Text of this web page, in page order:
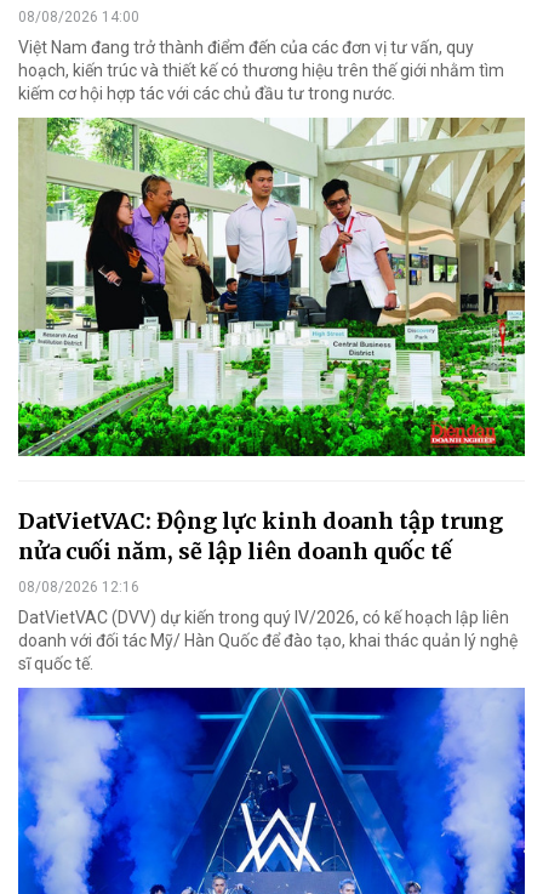
08/08/2026 14:00
Việt Nam đang trở thành điểm đến của các đơn vị tư vấn, quy
hoạch, kiến trúc và thiết kế có thương hiệu trên thế giới nhằm tìm
kiếm cơ hội hợp tác với các chủ đầu tư trong nước.
DatVietVAC: Động lực kinh doanh tập trung
nửa cuối năm, sẽ lập liên doanh quốc tế
08/08/2026 12:16
DatVietVAC (DVV) dự kiến trong quý IV/2026, có kế hoạch lập liên
doanh với đối tác Mỹ/ Hàn Quốc để đào tạo, khai thác quản lý nghệ
sĩ quốc tế.